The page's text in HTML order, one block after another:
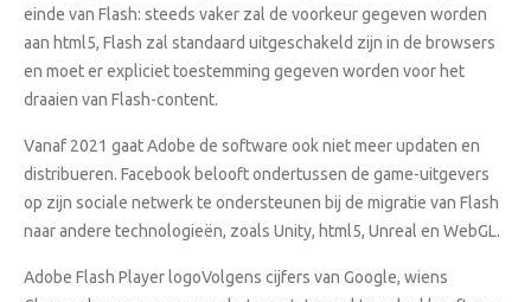
einde van Flash: steeds vaker zal de voorkeur gegeven worden
aan html5, Flash zal standaard uitgeschakeld zijn in de browsers
en moet er expliciet toestemming gegeven worden voor het
draaien van Flash-content.
Vanaf 2021 gaat Adobe de software ook niet meer updaten en
distribueren. Facebook belooft ondertussen de game-uitgevers
op zijn sociale netwerk te ondersteunen bij de migratie van Flash
naar andere technologieën, zoals Unity, html5, Unreal en WebGL.
Adobe Flash Player logoVolgens cijfers van Google, wiens